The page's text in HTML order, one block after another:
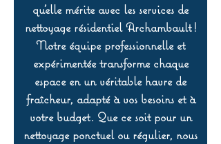
qu’elle mérite avec les services de
nettoyage résidentiel Archambault !
Notre équipe professionnelle et
expérimentée transforme chaque
espace en un véritable havre de
fraîcheur, adapté à vos besoins et à
votre budget. Que ce soit pour un
nettoyage ponctuel ou régulier, nous